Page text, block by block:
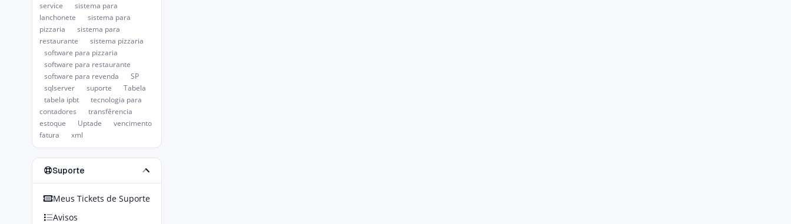
service
sistema para
lanchonete
sistema para
pizzaria
sistema para
restaurante
sistema pizzaria
software para pizzaria
software para restaurante
software para revenda
SP
sqlserver
suporte
Tabela
tabela ipbt
tecnologia para
contadores
transfêrencia
estoque
Uptade
vencimento
fatura
xml
Suporte
Meus Tickets de Suporte
Avisos